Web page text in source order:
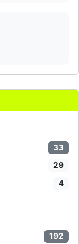
33
29
4
192